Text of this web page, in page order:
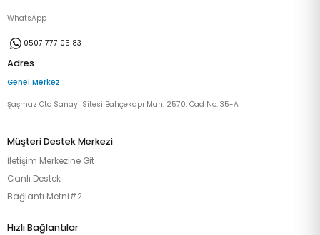
WhatsApp
0507 777 05 83
Adres
Genel Merkez
Şaşmaz Oto Sanayi Sitesi Bahçekapı Mah. 2570. Cad No: 35-A
Müşteri Destek Merkezi
İletişim Merkezine Git
Canlı Destek
Bağlantı Metni#2
Hızlı Bağlantılar